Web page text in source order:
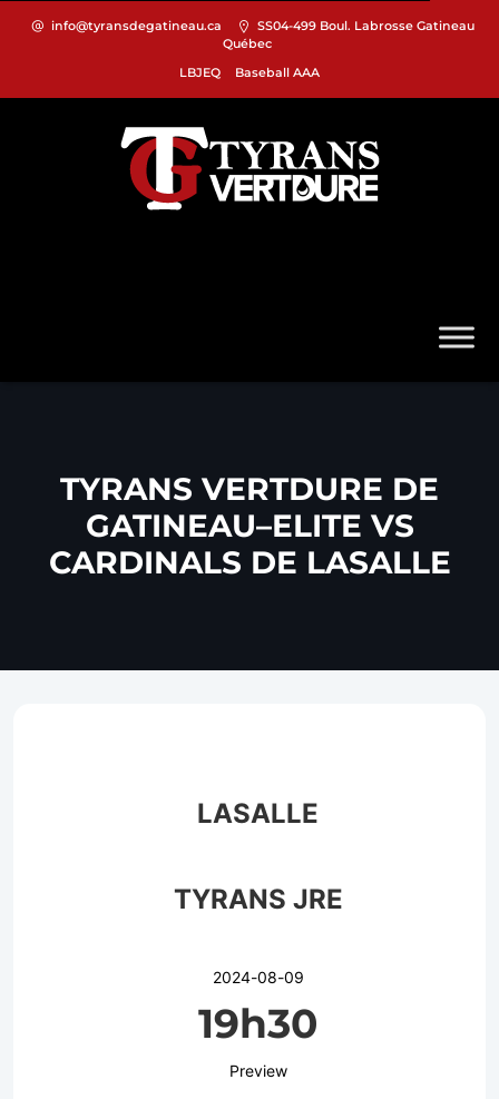
info@tyransdegatineau.ca
SS04-499 Boul. Labrosse Gatineau
Québec
LBJEQ
Baseball AAA
TYRANS VERTDURE DE
GATINEAU–ELITE VS
CARDINALS DE LASALLE
LASALLE
TYRANS JRE
2024-08-09
19h30
Preview